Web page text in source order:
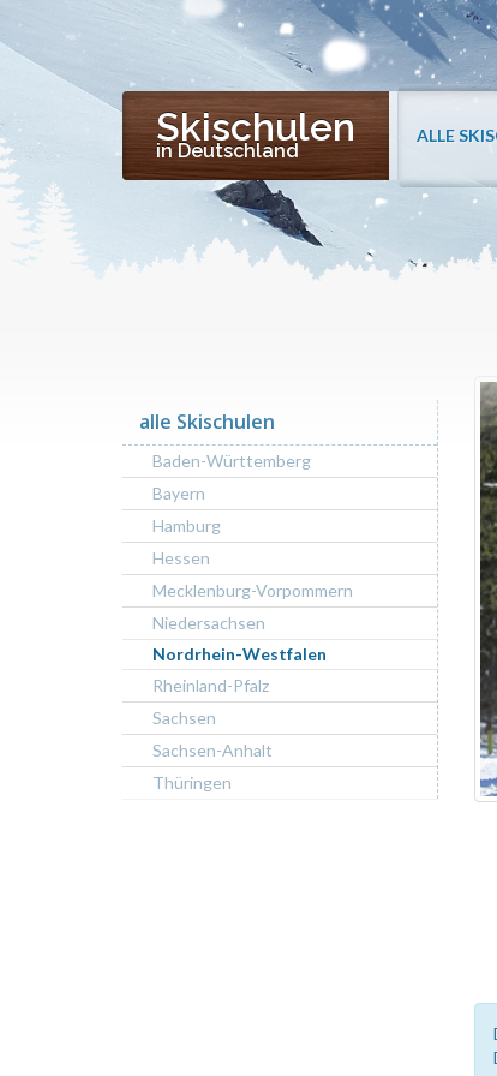
Skischulen
in Deutschland
ALLE
alle Skischulen
Baden-Württemberg
Bayern
Hamburg
Hessen
Mecklenburg-Vorpommern
Niedersachsen
Nordrhein-Westfalen
Rheinland-Pfalz
Sachsen
Sachsen-Anhalt
Thüringen